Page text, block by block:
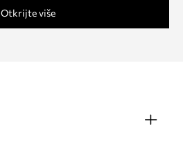
Otkrijte više